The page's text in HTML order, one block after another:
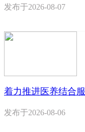
发布于2026-08-07
着力推进医养结合
发布于2026-08-06